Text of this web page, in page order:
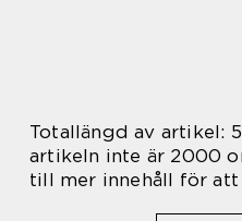
Totallängd av artikel:
artikeln inte är 2000
till mer innehåll för